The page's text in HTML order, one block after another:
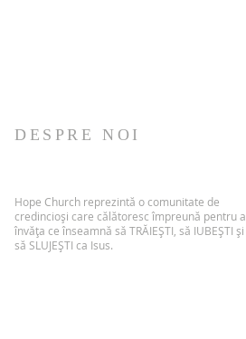
DESPRE NOI
Hope Church reprezintă o comunitate de
credincioși care călătoresc împreună pentru a
învăța ce înseamnă să TRĂIEȘTI, să IUBEȘTI și
să SLUJEȘTI ca Isus.